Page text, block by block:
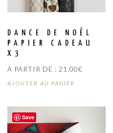
DANCE DE NOËL
PAPIER CADEAU
X3
À PARTIR DE : 21,00€
AJOUTER AU PANIER
Save